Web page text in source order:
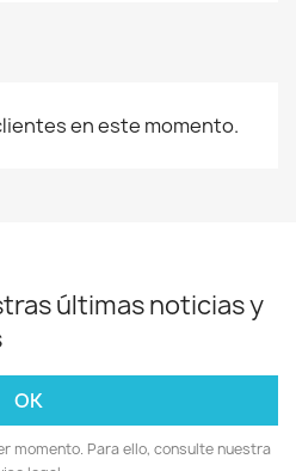
en este momento.
últimas noticias y
momento. Para ello, consulte nuestra